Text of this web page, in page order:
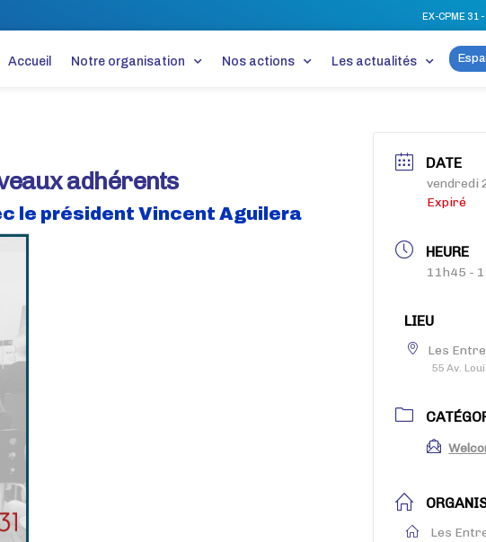
EX-CPME 31
Accueil Notre organisation Nos actions Les actualités
adhérents
le président Vincent Aguilera
DATE
vendredi
Expiré
HEURE
11h45 -
LIEU
Les
55 Av.
Les